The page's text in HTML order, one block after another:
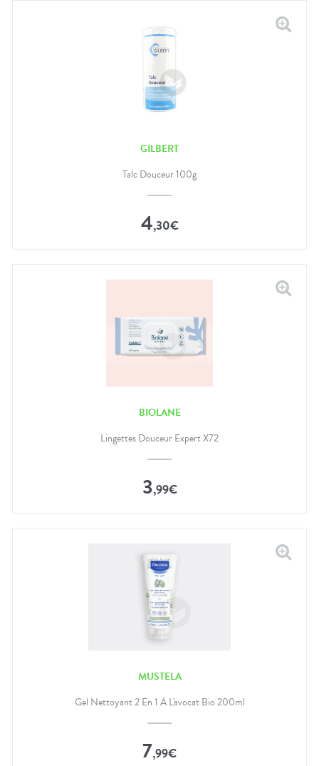
GILBERT
Talc Douceur 100g
4,30€
BIOLANE
Lingettes Douceur Expert X72
3,99€
MUSTELA
Gel Nettoyant 2 En 1 À L'avocat Bio 200ml
7,99€